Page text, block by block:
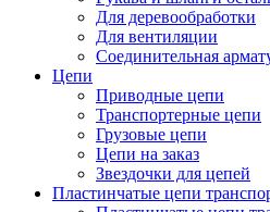
Для деревообработки
Для вентиляции
Соединительная
Цепи
Приводные цепи
Транспортерные цепи
Грузовые цепи
Цепи на заказ
Звездочки для цепей
Пластинчатые цепи